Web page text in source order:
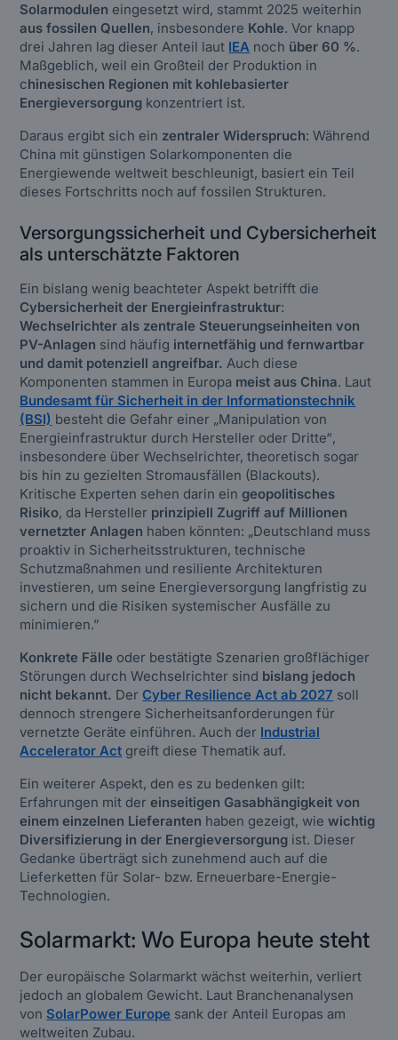
Solarmodulen eingesetzt wird, stammt 2025 weiterhin
aus fossilen Quellen, insbesondere Kohle. Vor knapp
drei Jahren lag dieser Anteil laut IEA noch über 60 %.
Maßgeblich, weil ein Großteil der Produktion in
chinesischen Regionen mit kohlebasierter
Energieversorgung konzentriert ist.
Daraus ergibt sich ein zentraler Widerspruch: Während
China mit günstigen Solarkomponenten die
Energiewende weltweit beschleunigt, basiert ein Teil
dieses Fortschritts noch auf fossilen Strukturen.
Versorgungssicherheit und Cybersicherheit
als unterschätzte Faktoren
Ein bislang wenig beachteter Aspekt betrifft die
Cybersicherheit der Energieinfrastruktur:
Wechselrichter als zentrale Steuerungseinheiten von
PV-Anlagen sind häufig internetfähig und fernwartbar
und damit potenziell angreifbar. Auch diese
Komponenten stammen in Europa meist aus China. Laut
Bundesamt für Sicherheit in der Informationstechnik
(BSI) besteht die Gefahr einer „Manipulation von
Energieinfrastruktur durch Hersteller oder Dritte“,
insbesondere über Wechselrichter, theoretisch sogar
bis hin zu gezielten Stromausfällen (Blackouts).
Kritische Experten sehen darin eingeopolitisches
Risiko, da Hersteller prinzipiell Zugriff auf Millionen
vernetzter Anlagen haben könnten: „Deutschland muss
proaktiv in Sicherheitsstrukturen, technische
Schutzmaßnahmen und resiliente Architekturen
investieren, um seine Energieversorgung langfristig zu
sichern und die Risiken systemischer Ausfälle zu
minimieren.”
Konkrete Fälle oder bestätigte Szenarien großflächiger
Störungen durch Wechselrichter sind bislang jedoch
nicht bekannt. DerCyber Resilience Act ab 2027 soll
dennoch strengere Sicherheitsanforderungen für
vernetzte Geräte einführen. Auch der Industrial
Accelerator Act greift diese Thematik auf.
Ein weiterer Aspekt, den es zu bedenken gilt:
Erfahrungen mit dereinseitigen Gasabhängigkeit von
einem einzelnen Lieferanten haben gezeigt, wiewichtig
Diversifizierung in der Energieversorgung ist. Dieser
Gedanke überträgt sich zunehmend auch auf die
Lieferketten für Solar- bzw. Erneuerbare-Energie-
Technologien.
Solarmarkt: Wo Europa heute steht
Der europäische Solarmarkt wächst weiterhin, verliert
jedoch an globalem Gewicht. Laut Branchenanalysen
von SolarPower Europe sank der Anteil Europas am
weltweiten Zubau.